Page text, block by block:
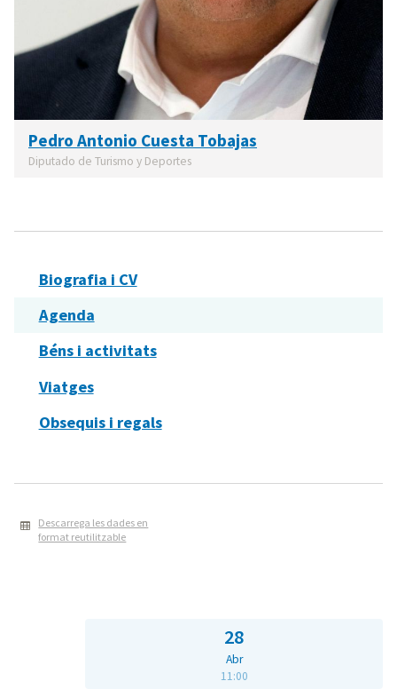
Pedro Antonio Cuesta Tobajas
Diputado de Turismo y Deportes
Biografia i CV
Agenda
Béns i activitats
Viatges
Obsequis i regals
Descarrega les dades en
format reutilitzable
28
Abr
11:00